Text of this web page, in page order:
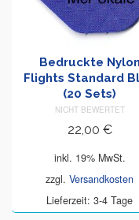
Bedruckte Nylon
Flights Standard
(20 Sets)
NICHT BEWERTET
22,00 €
inkl. 19% MwSt.
zzgl. Versandkosten
Lieferzeit: 3-4 Tage